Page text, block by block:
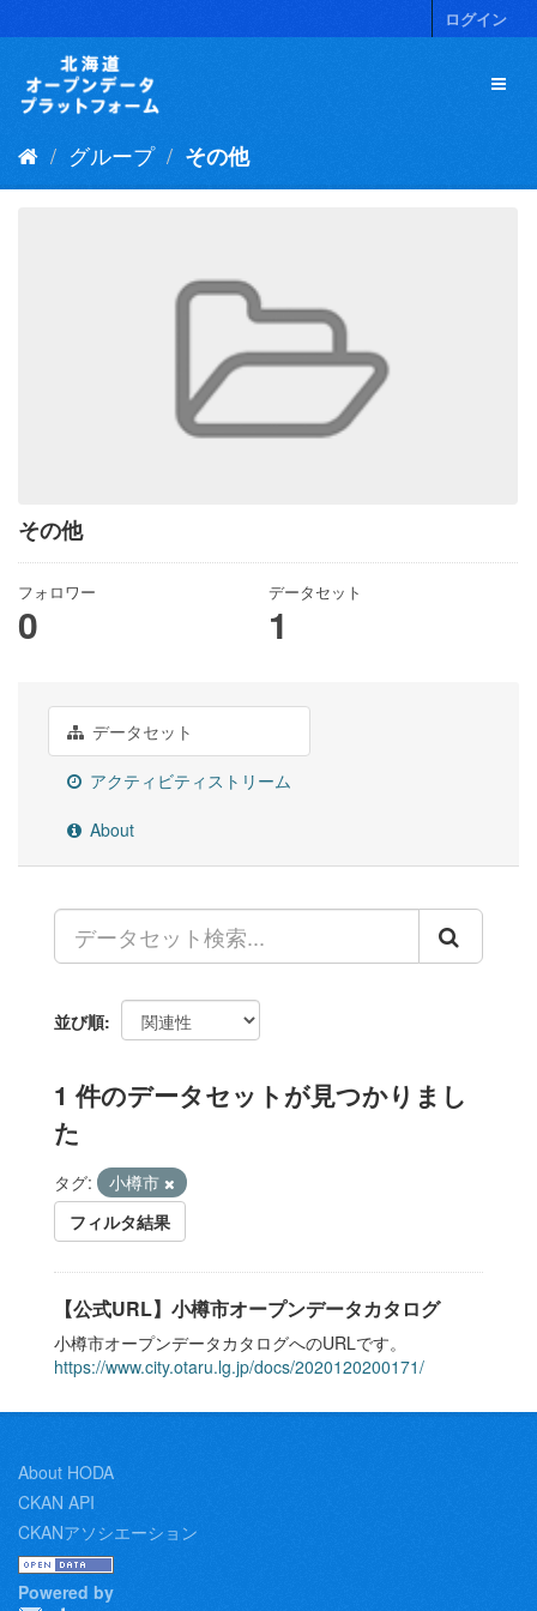
キ
ログイン
グループ その他
その他
フォロワー
0
データセット
1
データセット
アクティビティストリーム
About
並び順
1 件のデータセットが見つかりまし
た
タグ:
小樽市
フィルタ結果
【公式URL】小樽市オープンデータカタログ
小樽市オープンデータカタログへのURLです。
https://www.city.otaru.lg.jp/docs/2020120200171/
About HODA
CKAN API
CKANアソシエーション
Powered by